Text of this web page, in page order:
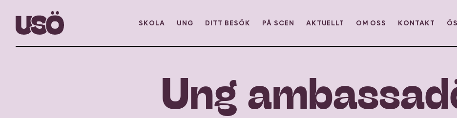
SKOLA UNG DITT BESÖK PÅ SCEN AKTUELLT OM OSS KONTAKT
Ung